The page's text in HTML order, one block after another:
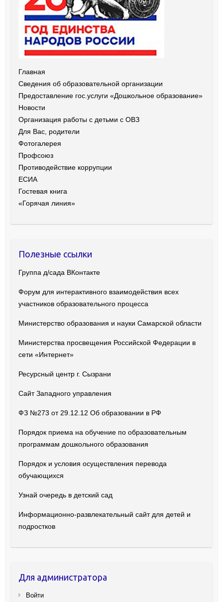
Главная
Сведения об образовательной организации
Предоставление гос.услуги «Дошкольное образование»
Новости
Организация работы с детьми с ОВЗ
Для Вас, родители
Фотогалерея
Профсоюз
Противодействие коррупции
ЕСИА
Гостевая книга
«Горячая линия»
Полезные ссылки
Группа д/сада ВКонтакте
Форум для интерактивного взаимодействия всех
участников образовательного процесса
Министерство образования и науки Самарской области
Министерства просвещения Российской Федерации в
сети «Интернет»
Ресурсный центр г. Сызрани
Сайт Западного управления
ФЗ №273 от 29.12.12 Об образовании в РФ
Порядок приема на обучение по образовательным
программам дошкольного образования
Порядок и условия осуществления перевода
обучающихся
Узнай очередь в детский сад
Информационно-развлекательный сайт для детей и
подростков
Для администратора
Войти